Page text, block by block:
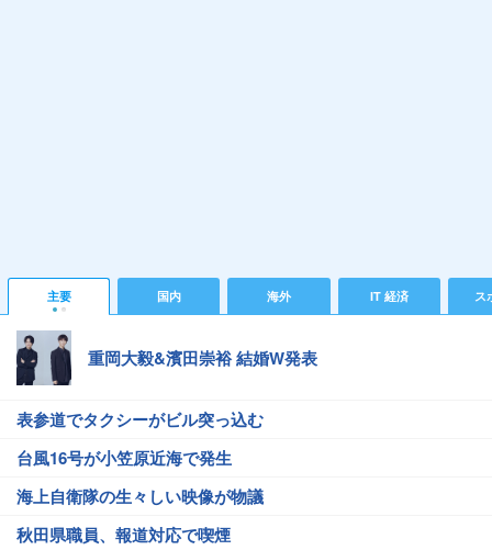
主要 国内 海外 IT 経済 ス
重岡大毅&濱田崇裕 結婚W発表
表参道でタクシーがビル突っ込む
台風16号が小笠原近海で発生
海上自衛隊の生々しい映像が物議
秋田県職員、報道対応で喫煙